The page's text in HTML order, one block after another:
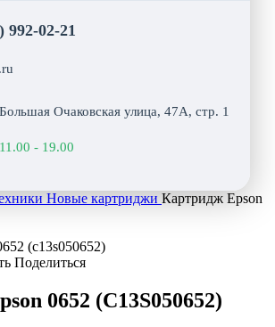
992-02-21
Очаковская улица, 47А, стр. 1
- 19.00
Новые картриджи Картридж Epson
Поделиться
0652 (C13S050652)